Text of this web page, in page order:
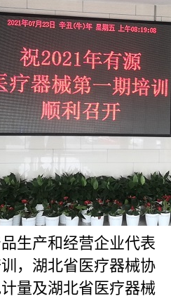
生产和经营企业代表
，湖北省医疗器械协
量及湖北省医疗器械